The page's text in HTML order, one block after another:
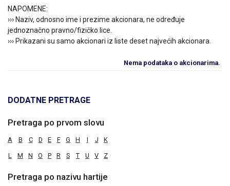
NAPOMENE:
››› Naziv, odnosno ime i prezime akcionara, ne određuje
jednoznačno pravno/fizičko lice.
››› Prikazani su samo akcionari iz liste deset najvećih akcionara.
Nema podataka o akcionarima.
DODATNE PRETRAGE
Pretraga po prvom slovu
A B C D E F G H I J K
L M N O P R S T U V Z
Pretraga po nazivu hartije